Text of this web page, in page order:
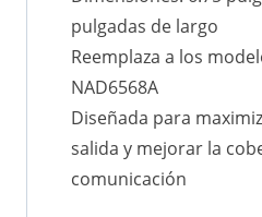
pulgadas de largo
Reemplaza a los
NAD6568A
Diseñada para
salida y mejorar la
comunicación